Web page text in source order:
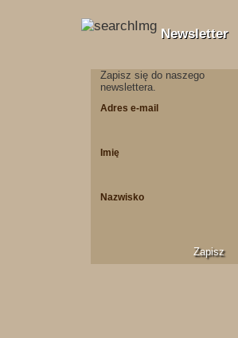
Newsletter
Zapisz się do naszego
newslettera.
Adres e-mail
Imię
Nazwisko